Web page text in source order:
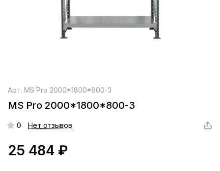
Арт. MS Pro 2000*1800*800-3
MS Pro 2000*1800*800-3
0 Нет отзывов
25 484 ₽